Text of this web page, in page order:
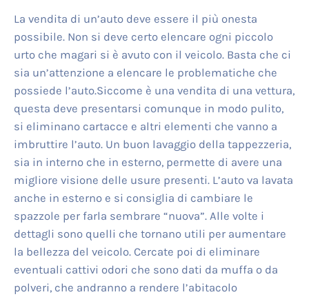
La vendita di un’auto deve essere il più onesta
possibile. Non si deve certo elencare ogni piccolo
urto che magari si è avuto con il veicolo. Basta che ci
sia un’attenzione a elencare le problematiche che
possiede l’auto.Siccome è una vendita di una vettura,
questa deve presentarsi comunque in modo pulito,
si eliminano cartacce e altri elementi che vanno a
imbruttire l’auto. Un buon lavaggio della tappezzeria,
sia in interno che in esterno, permette di avere una
migliore visione delle usure presenti. L’auto va lavata
anche in esterno e si consiglia di cambiare le
spazzole per farla sembrare “nuova”. Alle volte i
dettagli sono quelli che tornano utili per aumentare
la bellezza del veicolo. Cercate poi di eliminare
eventuali cattivi odori che sono dati da muffa o da
polveri, che andranno a rendere l’abitacolo